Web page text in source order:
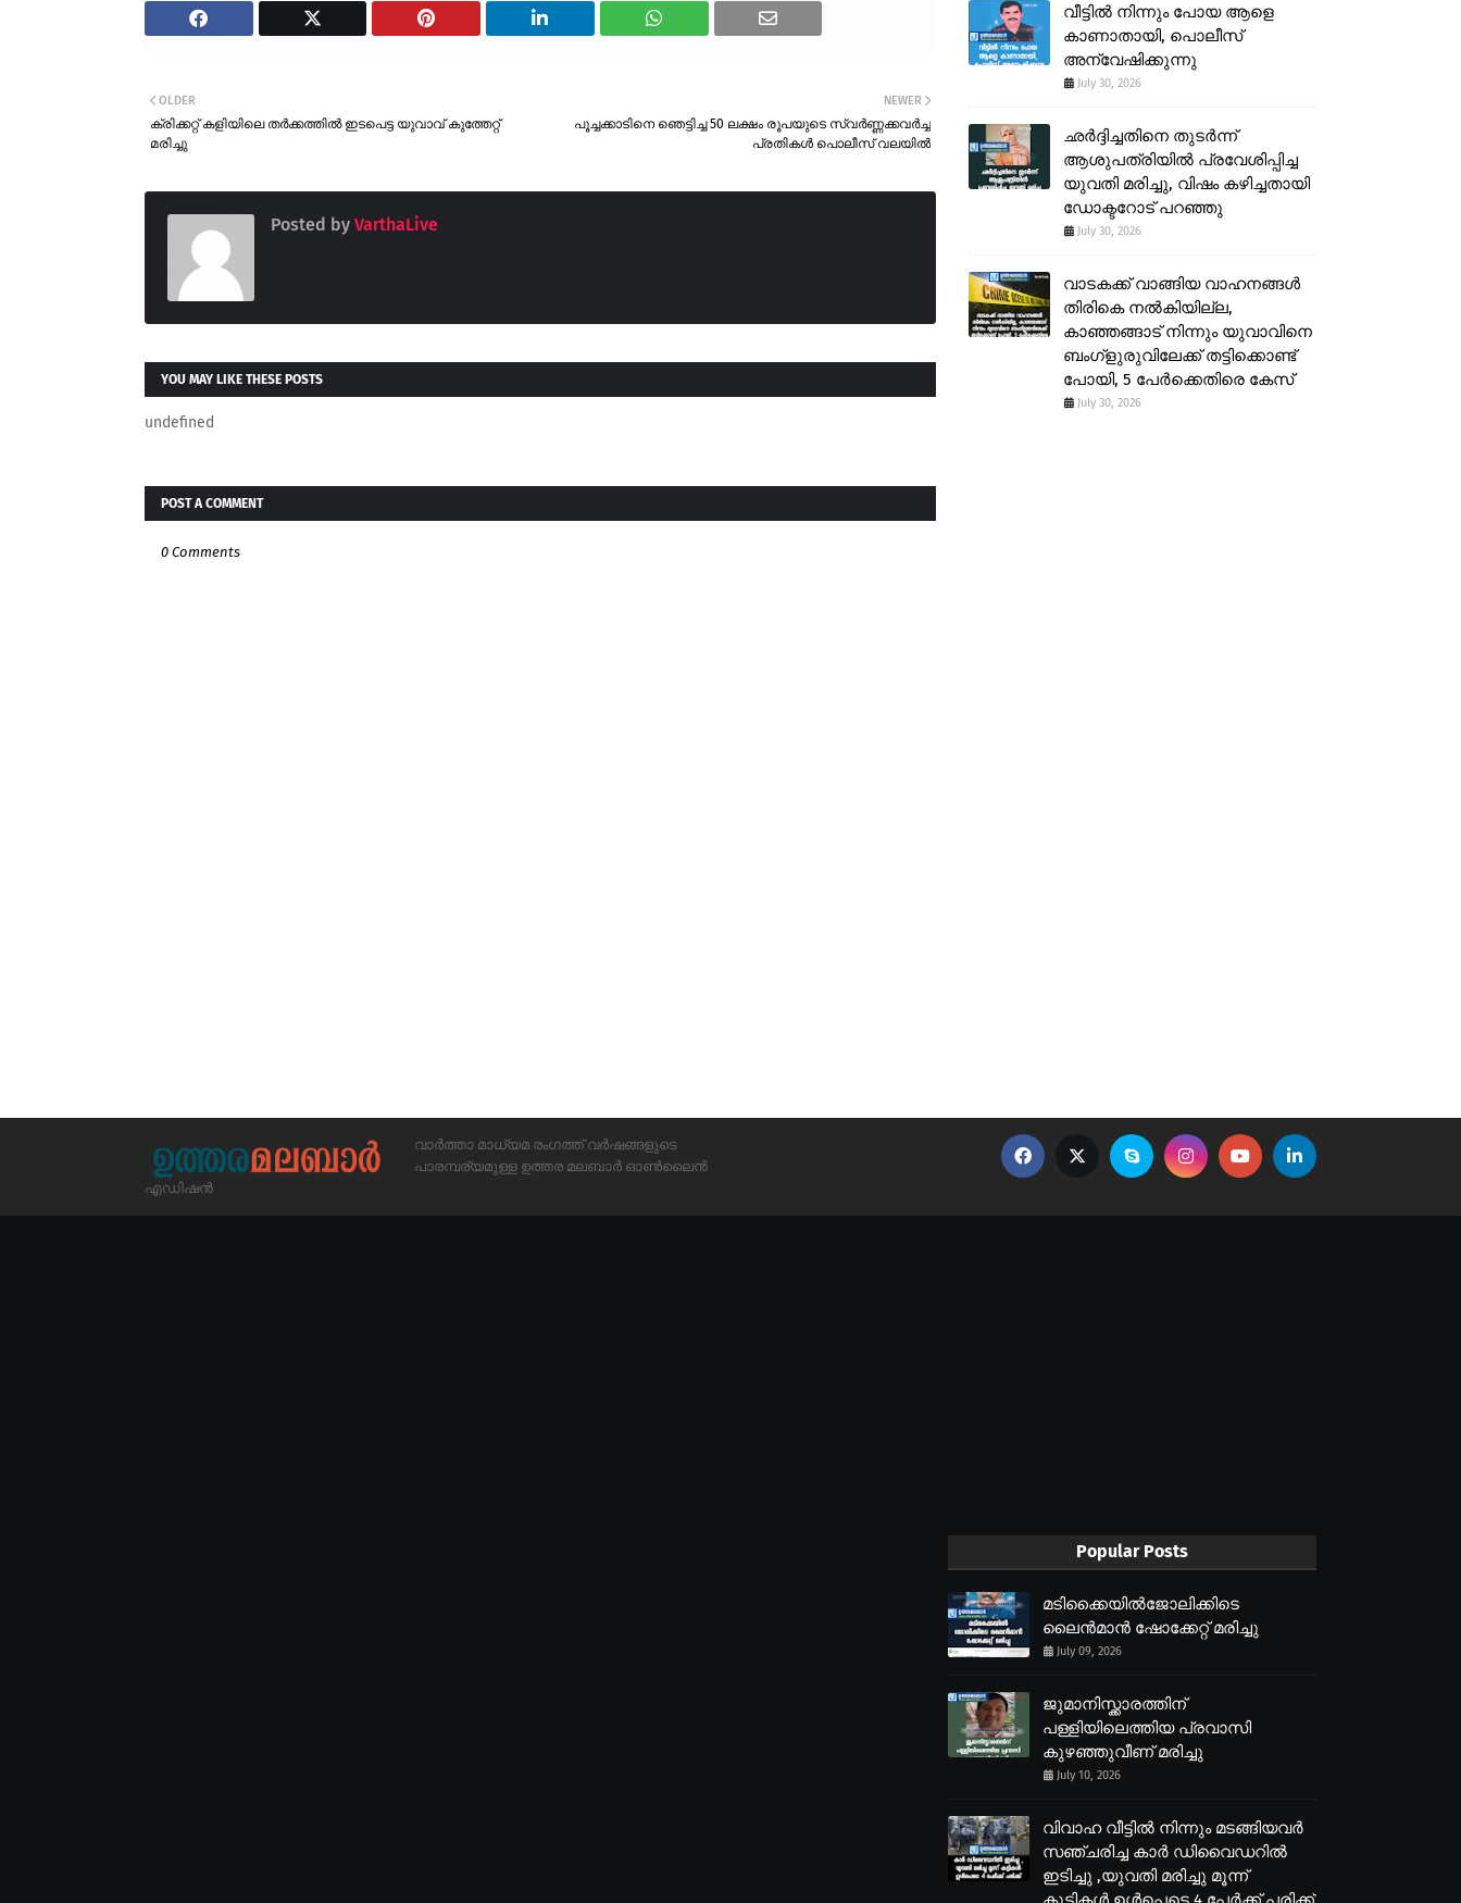
NEWER
പൂച്ചക്കാടിനെ ഞെട്ടിച്ച 50 ലക്ഷം രൂപയുടെ സ്വർണ്ണക്കവർച്ച
പ്രതികൾ പൊലീസ് വലയിൽ
OLDER
ക്രിക്കറ്റ് കളിയിലെ തർക്കത്തിൽ ഇടപെട്ട യുവാവ് കുത്തേറ്റ്
മരിച്ചു
Posted by VarthaLive
YOU MAY LIKE THESE POSTS
undefined
POST A COMMENT
0 Comments
വീട്ടിൽ നിന്നും പോയ ആളെ
കാണാതായി, പൊലീസ്
അന്വേഷിക്കുന്നു
July 30, 2026
ഛർദ്ദിച്ചതിനെ തുടർന്ന്
ആശുപത്രിയിൽ പ്രവേശിപ്പിച്ച
യുവതി മരിച്ചു, വിഷം കഴിച്ചതായി
ഡോക്ടറോട് പറഞ്ഞു
July 30, 2026
വാടകക്ക് വാങ്ങിയ വാഹനങ്ങൾ
തിരികെ നൽകിയില്ല,
കാഞ്ഞങ്ങാട് നിന്നും യുവാവിനെ
ബംഗ്ളുരുവിലേക്ക് തട്ടിക്കൊണ്ട്
പോയി, 5 പേർക്കെതിരെ കേസ്
July 30, 2026
വാർത്താ മാധ്യമ രംഗത്ത് വർഷങ്ങളുടെ
പാരമ്പര്യമുള്ള ഉത്തര മലബാർ ഓൺലൈൻ
എഡിഷൻ
Popular Posts
മടിക്കൈയിൽജോലിക്കിടെ
ലൈൻമാൻ ഷോക്കേറ്റ് മരിച്ചു
July 09, 2026
ജുമാനിസ്ക്കാരത്തിന്
പള്ളിയിലെത്തിയ പ്രവാസി
കുഴഞ്ഞുവീണ് മരിച്ചു
July 10, 2026
വിവാഹ വീട്ടിൽ നിന്നും മടങ്ങിയവർ
സഞ്ചരിച്ച കാർ ഡിവൈഡറിൽ
ഇടിച്ചു ,യുവതി മരിച്ചു മൂന്ന്